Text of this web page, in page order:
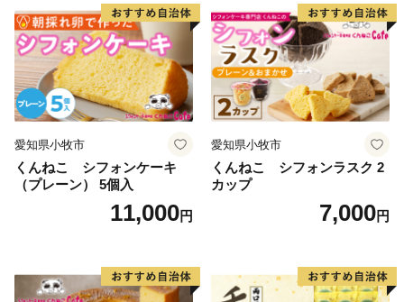
愛知県小牧市
くんねこ シフォンケーキ
（プレーン） 5個入
11,000円
愛知県小牧市
くんねこ シフォンラスク 2
カップ
7,000円